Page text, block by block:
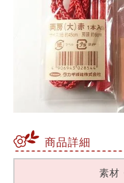
商品詳細
素材